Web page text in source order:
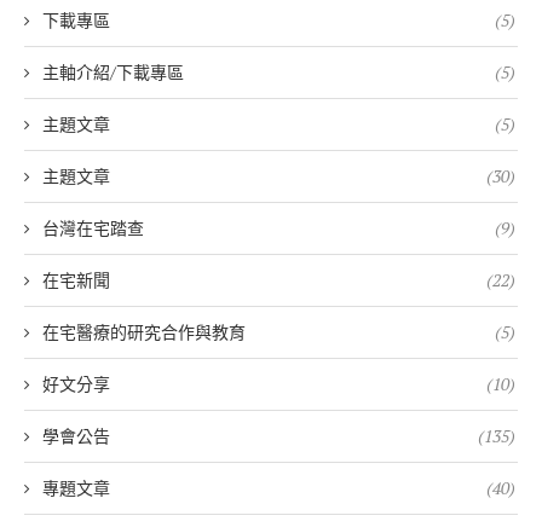
下載專區 (5)
主軸介紹/下載專區 (5)
主題文章 (5)
主題文章 (30)
台灣在宅踏查 (9)
在宅新聞 (22)
在宅醫療的研究合作與教育 (5)
好文分享 (10)
學會公告 (135)
專題文章 (40)